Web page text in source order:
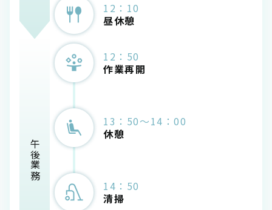
12：10
昼休憩
午後業務
12：50
作業再開
13：50～14：00
休憩
14：50
清掃